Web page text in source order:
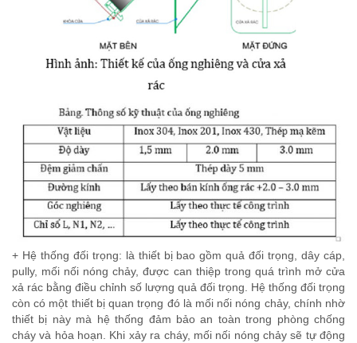
+ Hệ thống đối trọng: là thiết bị bao gồm quả đối trọng, dây cáp,
pully, mối nối nóng chảy, được can thiệp trong quá trình mở cửa
xả rác bằng điều chỉnh số lượng quả đối trọng. Hệ thống đối trọng
còn có một thiết bị quan trọng đó là mối nối nóng chảy, chính nhờ
thiết bị này mà hệ thống đảm bảo an toàn trong phòng chống
cháy và hỏa hoạn. Khi xảy ra cháy, mối nối nóng chảy sẽ tự động